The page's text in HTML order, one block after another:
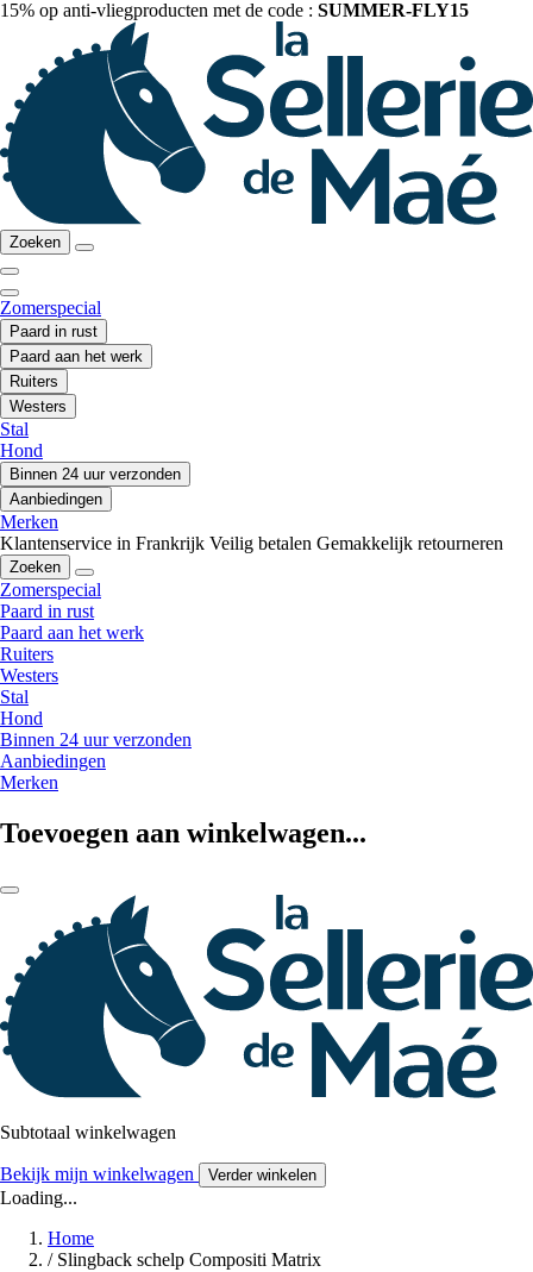
15% op anti-vliegproducten met de code : SUMMER-FLY15
Zoeken
Zomerspecial
Paard in rust
Paard aan het werk
Ruiters
Westers
Stal
Hond
Binnen 24 uur verzonden
Aanbiedingen
Merken
Klantenservice in Frankrijk Veilig betalen Gemakkelijk retourneren
Zoeken
Zomerspecial
Paard in rust
Paard aan het werk
Ruiters
Westers
Stal
Hond
Binnen 24 uur verzonden
Aanbiedingen
Merken
Toevoegen aan winkelwagen...
Subtotaal winkelwagen
Bekijk mijn winkelwagen Verder winkelen
Loading...
Home
/ Slingback schelp Compositi Matrix